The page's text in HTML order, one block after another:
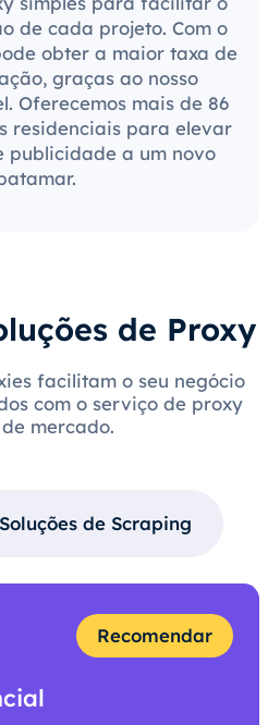
de cada projeto. Com o
obter a maior taxa de
graças ao nosso
Oferecemos mais de 86
residenciais para elevar
publicidade a um novo
de Proxy
facilitam o seu negócio
com o serviço de proxy
mercado.
Soluções de Scraping
Recomendar